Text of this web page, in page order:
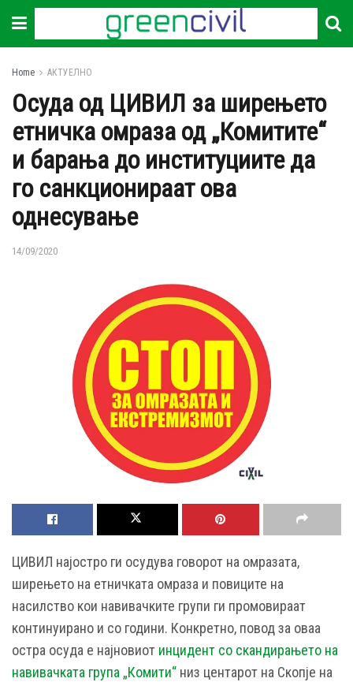
Home АКТУЕЛНО
Осуда од ЦИВИЛ за ширењето
етничка омраза од „Комитите“
и барања до институциите да
го санкционираат ова
однесување
14/09/2020
ЦИВИЛ најостро ги осудува говорот на омразата,
ширењето на етничката омраза и повиците на
насилство кои навивачките групи ги промовираат
континуирано и со години. Конкретно, повод за оваа
остра осуда е најновиот инцидент со скандирањето на
навивачката група „Комити“ низ центарот на Скопје на